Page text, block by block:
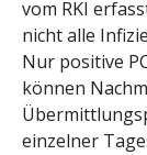
vom RKI
nicht alle
Nur positive
können
einzelner